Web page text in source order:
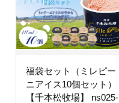
福袋セット（ミレピー
ニアイス10個セット）
【千本松牧場】 ns025-